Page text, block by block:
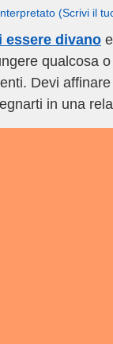
(Scrivi il
essere divano
qualcosa
Devi
in una